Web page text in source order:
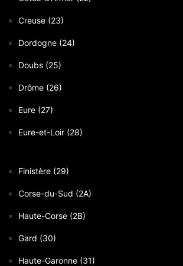
Creuse (23)
Dordogne (24)
Doubs (25)
Drôme (26)
Eure (27)
Eure-et-Loir (28)
Finistère (29)
Corse-du-Sud (2A)
Haute-Corse (2B)
Gard (30)
Haute-Garonne (31)